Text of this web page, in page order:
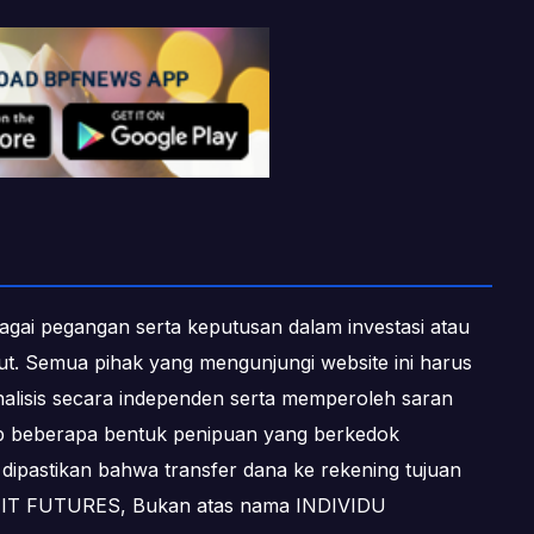
pegangan serta keputusan dalam investasi atau
Semua pihak yang mengunjungi website ini harus
secara independen serta memperoleh saran
beberapa bentuk penipuan yang berkedok
bahwa transfer dana ke rekening tujuan
FUTURES, Bukan atas nama INDIVIDU